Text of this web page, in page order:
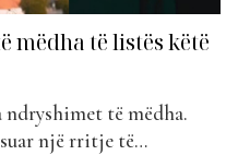
mëdha të listës këtë
të mëdha.
një rritje të